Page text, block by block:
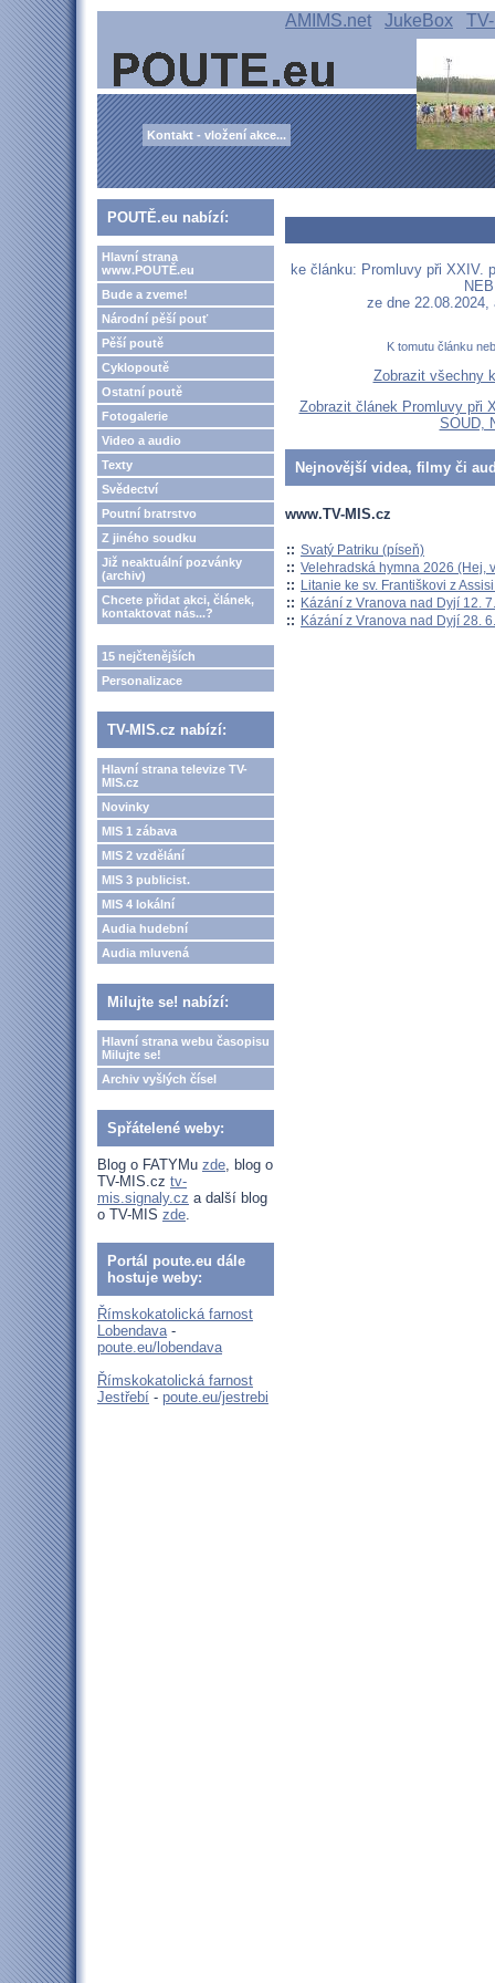
AMIMS.net JukeBox
Kontakt - vložení akce...
POUTĚ.eu nabízí:
Hlavní strana
www.POUTĚ.eu
Bude a zveme!
Národní pěší pouť
Pěší poutě
Cyklopoutě
Ostatní poutě
Fotogalerie
Video a audio
Texty
Svědectví
Poutní bratrstvo
Z jiného soudku
Již neaktuální pozvánky
(archiv)
Chcete přidat akci, článek,
kontaktovat nás...?
15 nejčtenějších
Personalizace
TV-MIS.cz nabízí:
Hlavní strana televize TV-
MIS.cz
Novinky
MIS 1 zábava
MIS 2 vzdělání
MIS 3 publicist.
MIS 4 lokální
Audia hudební
Audia mluvená
Milujte se! nabízí:
Hlavní strana webu časopisu
Milujte se!
Archiv vyšlých čísel
Spřátelené weby:
Blog o FATYMu zde, blog o
TV-MIS.cz tv-
mis.signaly.cz a další blog
o TV-MIS zde.
Portál poute.eu dále
hostuje weby:
Římskokatolická farnost
Lobendava-
poute.eu/lobendava
Římskokatolická farnost
Jestřebí - poute.eu/jestrebi
ke článku: Promluvy při XXIV.
ze dne
K tomutu článku
Zobrazit všechny
Zobrazit článek Promluvy při
SOUD,
Nejnovější videa, filmy či
www.TV-MIS.cz
:: Svatý Patriku (píseň)
:: Velehradská hymna 2026 (Hej,
:: Litanie ke sv. Františkovi z
:: Kázání z Vranova nad Dyjí 12.
:: Kázání z Vranova nad Dyjí 28.